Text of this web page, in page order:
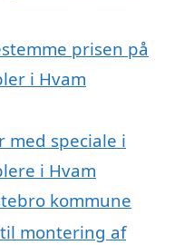
prisen på
i Hvam
med speciale i
i Hvam
kommune
montering af